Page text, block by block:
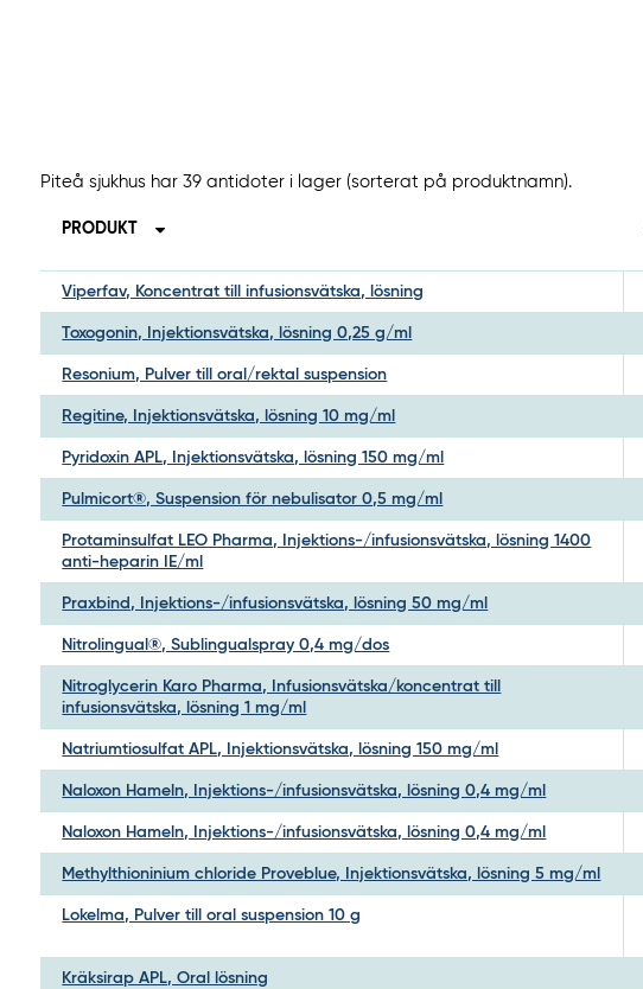
Piteå sjukhus har 39 antidoter i lager (sorterat på produktnamn).
PRODUKT
Viperfav, Koncentrat till infusionsvätska, lösning
Toxogonin, Injektionsvätska, lösning 0,25 g/ml
Resonium, Pulver till oral/rektal suspension
Regitine, Injektionsvätska, lösning 10 mg/ml
Pyridoxin APL, Injektionsvätska, lösning 150 mg/ml
Pulmicort®, Suspension för nebulisator 0,5 mg/ml
Protaminsulfat LEO Pharma, Injektions-/infusionsvätska, lösning 1400
anti-heparin IE/ml
Praxbind, Injektions-/infusionsvätska, lösning 50 mg/ml
Nitrolingual®, Sublingualspray 0,4 mg/dos
Nitroglycerin Karo Pharma, Infusionsvätska/koncentrat till
infusionsvätska, lösning 1 mg/ml
Natriumtiosulfat APL, Injektionsvätska, lösning 150 mg/ml
Naloxon Hameln, Injektions-/infusionsvätska, lösning 0,4 mg/ml
Naloxon Hameln, Injektions-/infusionsvätska, lösning 0,4 mg/ml
Methylthioninium chloride Proveblue, Injektionsvätska, lösning 5 mg/ml
Lokelma, Pulver till oral suspension 10 g
Kräksirap APL, Oral lösning